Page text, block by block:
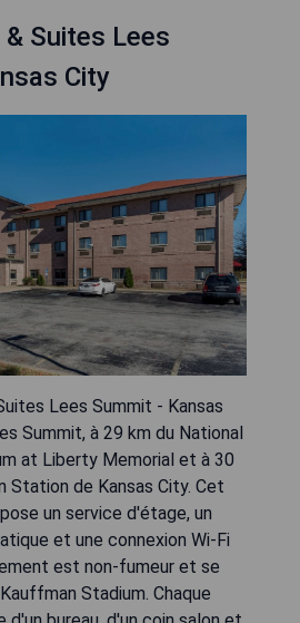
Suites Lees
City
Lees Summit - Kansas
Summit, à 29 km du National
at Liberty Memorial et à 30
Station de Kansas City. Cet
un service d'étage, un
et une connexion Wi-Fi
est non-fumeur et se
Stadium. Chaque